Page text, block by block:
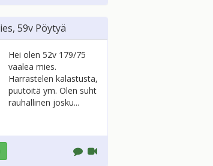
, 59v Pöytyä
Hei olen 52v 179/75
vaalea mies.
Harrastelen kalastusta,
puutöitä ym. Olen suht
rauhallinen josku...